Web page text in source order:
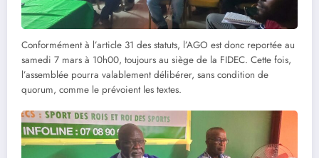
Conformément à l’article 31 des statuts, l’AGO est donc reportée au
samedi 7 mars à 10h00, toujours au siège de la FIDEC. Cette fois,
l’assemblée pourra valablement délibérer, sans condition de
quorum, comme le prévoient les textes.